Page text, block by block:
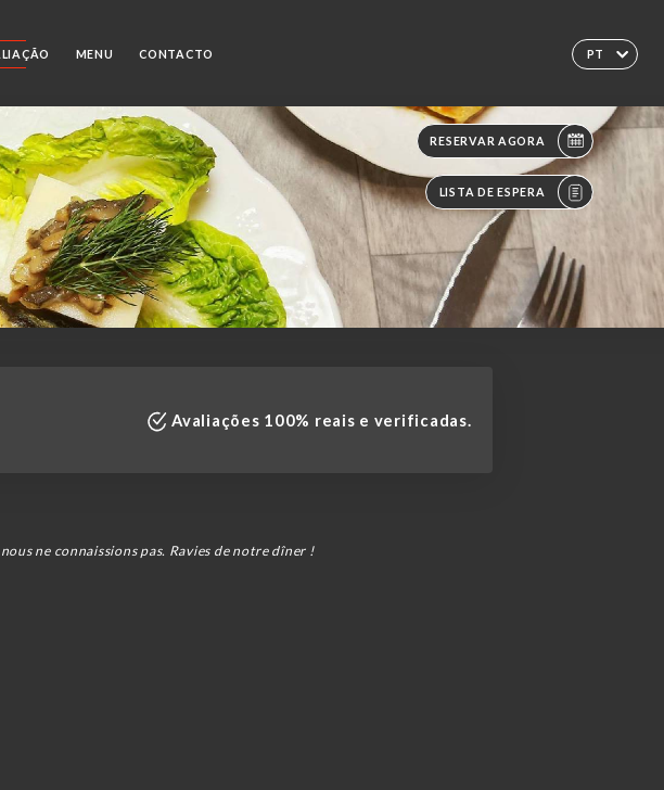
PT
MENU CONTACTO
RESERVAR AGORA
LISTA DE ESPERA
Avaliações 100% reais e verificadas.
ne connaissions pas. Ravies de notre dîner !